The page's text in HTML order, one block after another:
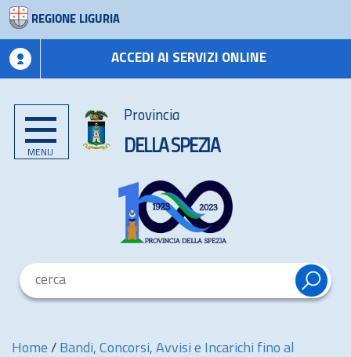
REGIONE LIGURIA
ACCEDI AI SERVIZI ONLINE
MENU
Provincia
DELLA SPEZIA
Home / Bandi, Concorsi, Avvisi e Incarichi fino al